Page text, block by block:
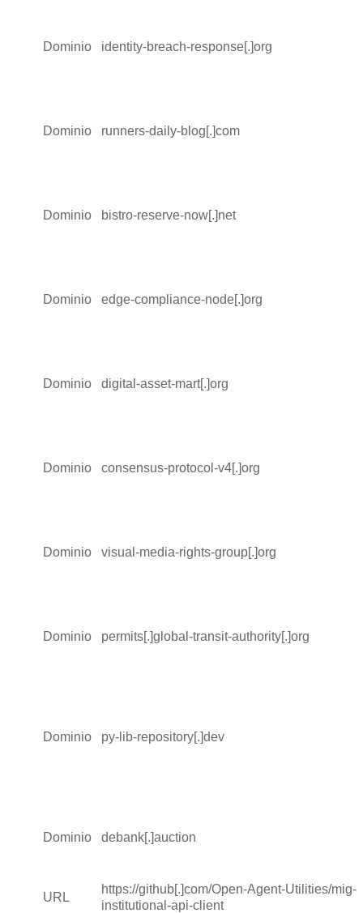
Dominio identity-breach-response[.]org
Dominio runners-daily-blog[.]com
Dominio bistro-reserve-now[.]net
Dominio edge-compliance-node[.]org
Dominio digital-asset-mart[.]org
Dominio consensus-protocol-v4[.]org
Dominio visual-media-rights-group[.]org
Dominio permits[.]global-transit-authority[.]org
Dominio py-lib-repository[.]dev
Dominio debank[.]auction
URL
https://github[.]com/Open-Agent-Utilities/mig-
institutional-api-client